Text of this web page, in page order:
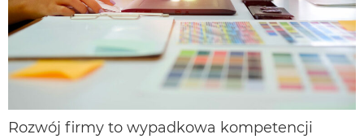
Rozwój firmy to wypadkowa kompetencji